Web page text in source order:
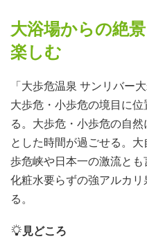
大浴場からの絶
楽しむ
「大歩危温泉 サンリバー
大歩危・小歩危の境目に
る。大歩危・小歩危の自
とした時間が過ごせる。
歩危峡や日本一の激流とも
化粧水要らずの強アルカ
る。
見どころ